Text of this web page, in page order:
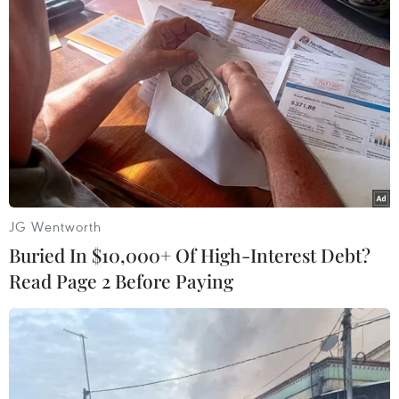
tra việc chấp hành pháp luật về bảo vệ môi
trường đối với gần 10.000 cơ sở chăn nuôi trên
địa bàn, qua đó buộc hàng trăm cơ sở ngưng
chăn nuôi vì không đảm bảo môi trường.
Đồng Nai được xem là "thủ phủ" chăn nuôi của
cả nước với đàn lợn khoảng 2,5 triệu con, đàn
gà khoảng 26 triệu con. Hiện trên địa bàn có
hơn 1.400 cơ sở chăn nuôi tập trung và hơn
22.000 cơ sở chăn nuôi nông hộ với hai loại
chính là lợn và gà./.
Xử phạt hơn 160 cơ sở
chăn nuôi ở Đồng Nai vi
phạm môi trường
Lực lượng chức năng tỉnh Đồng
JG Wentworth
Buried In $10,000+ Of High-Interest Debt?
Read Page 2 Before Paying